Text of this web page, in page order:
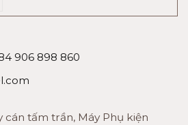
906 898 860
cán tấm trần, Máy Phụ kiện